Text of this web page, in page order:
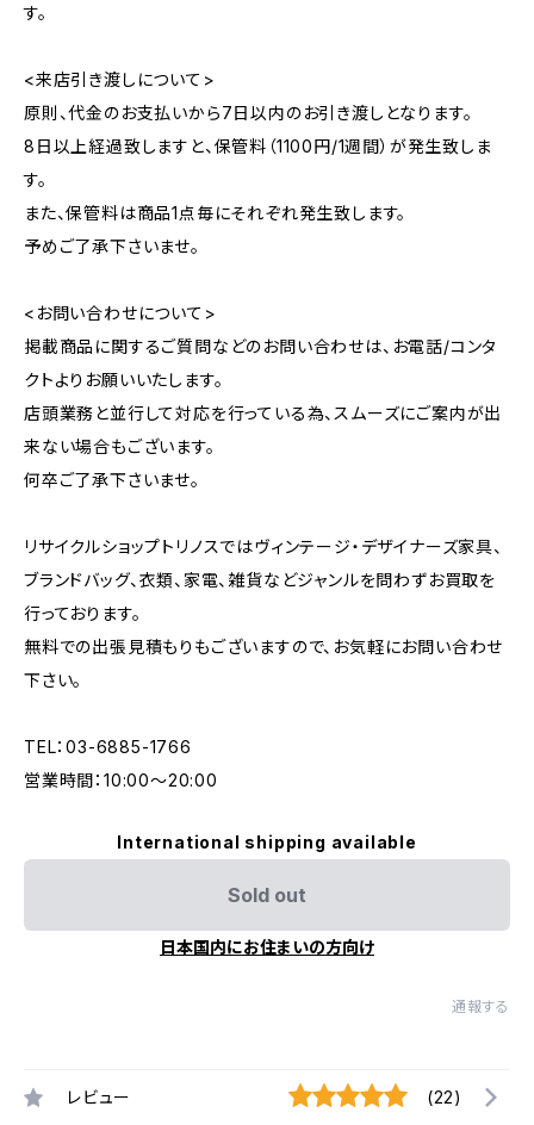
す。
<来店引き渡しについて>
原則、代金のお支払いから7日以内のお引き渡しとなります。
8日以上経過致しますと、保管料（1100円/1週間）が発生致しま
す。
また、保管料は商品1点毎にそれぞれ発生致します。
予めご了承下さいませ。
<お問い合わせについて>
掲載商品に関するご質問などのお問い合わせは、お電話/コンタ
クトよりお願いいたします。
店頭業務と並行して対応を行っている為、スムーズにご案内が出
来ない場合もございます。
何卒ご了承下さいませ。
リサイクルショップトリノスではヴィンテージ・デザイナーズ家具、
ブランドバッグ、衣類、家電、雑貨などジャンルを問わずお買取を
行っております。
無料での出張見積もりもございますので、お気軽にお問い合わせ
下さい。
TEL：03-6885-1766
営業時間：10:00〜20:00
International shipping available
Sold out
日本国内にお住まいの方向け
通報する
レビュー (22)